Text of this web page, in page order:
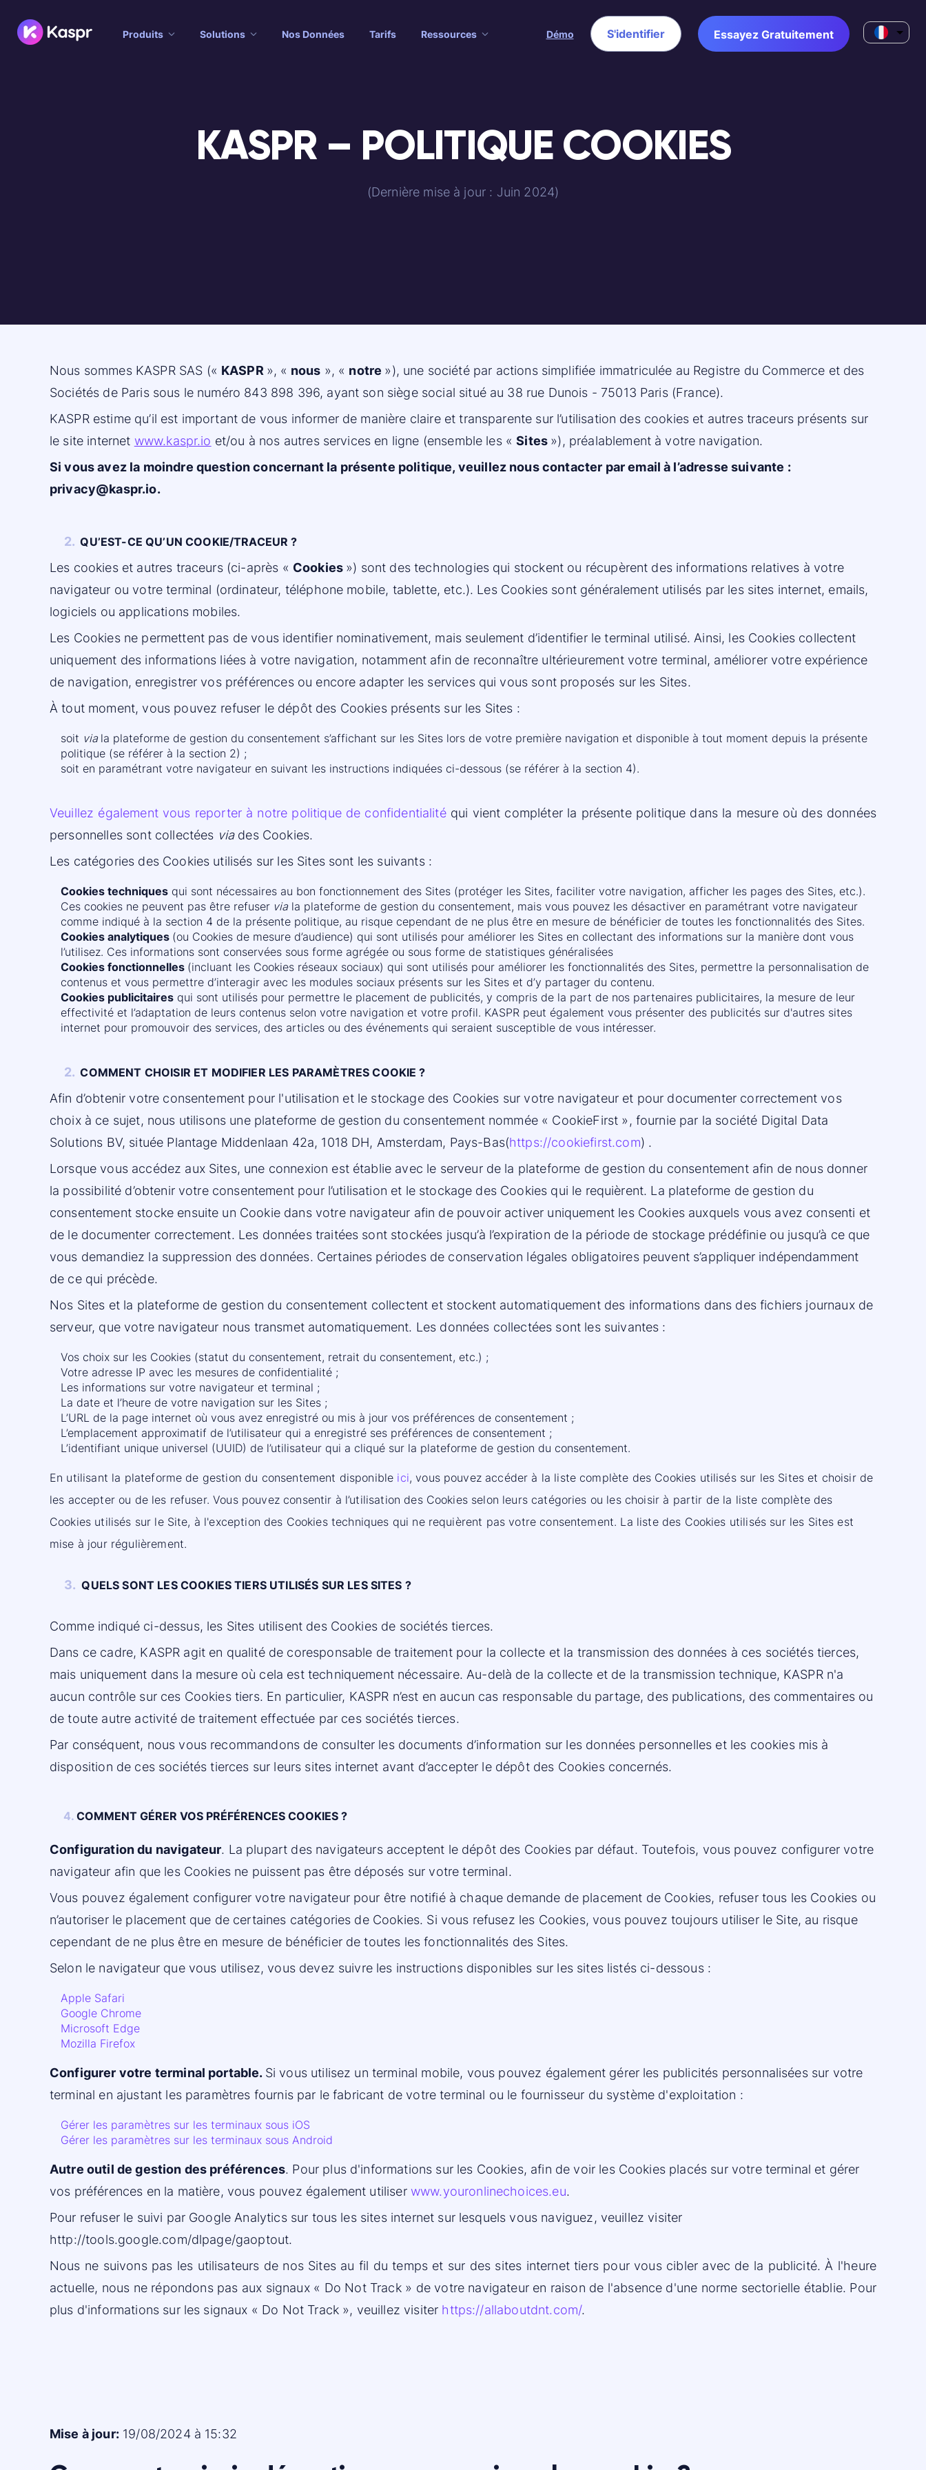
Produits Solutions Nos Données Tarifs Ressources Démo S'identifier Essayez Gratuitement
KASPR – POLITIQUE COOKIES
(Dernière mise à jour : Juin 2024)
Nous sommes KASPR SAS (« KASPR », « nous », « notre »), une société par actions simplifiée immatriculée au Registre du Commerce et des
Sociétés de Paris sous le numéro 843 898 396, ayant son siège social situé au 38 rue Dunois - 75013 Paris (France).
KASPR estime qu’il est important de vous informer de manière claire et transparente sur l’utilisation des cookies et autres traceurs présents sur
le site internet www.kaspr.io et/ou à nos autres services en ligne (ensemble les «Sites »), préalablement à votre navigation.
Si vous avez la moindre question concernant la présente politique, veuillez nous contacter par email à l’adresse suivante :
privacy@kaspr.io.
2. QU’EST-CE QU’UN COOKIE/TRACEUR ?
Les cookies et autres traceurs (ci-après « Cookies ») sont des technologies qui stockent ou récupèrent des informations relatives à votre
navigateur ou votre terminal (ordinateur, téléphone mobile, tablette, etc.). Les Cookies sont généralement utilisés par les sites internet, emails,
logiciels ou applications mobiles.
Les Cookies ne permettent pas de vous identifier nominativement, mais seulement d’identifier le terminal utilisé. Ainsi, les Cookies collectent
uniquement des informations liées à votre navigation, notamment afin de reconnaître ultérieurement votre terminal, améliorer votre expérience
de navigation, enregistrer vos préférences ou encore adapter les services qui vous sont proposés sur les Sites.
À tout moment, vous pouvez refuser le dépôt des Cookies présents sur les Sites :
soit via la plateforme de gestion du consentement s’affichant sur les Sites lors de votre première navigation et disponible à tout moment depuis la présente
politique (se référer à la section 2) ;
soit en paramétrant votre navigateur en suivant les instructions indiquées ci-dessous (se référer à la section 4).
Veuillez également vous reporter à notre politique de confidentialitéqui vient compléter la présente politique dans la mesure où des données
personnelles sont collectées viades Cookies.
Les catégories des Cookies utilisés sur les Sites sont les suivants :
Cookies techniques qui sont nécessaires au bon fonctionnement des Sites (protéger les Sites, faciliter votre navigation, afficher les pages des Sites, etc.).
Ces cookies ne peuvent pas être refuser viala plateforme de gestion du consentement, mais vous pouvez les désactiver en paramétrant votre navigateur
comme indiqué à la section 4 de la présente politique, au risque cependant de ne plus être en mesure de bénéficier de toutes les fonctionnalités des Sites.
Cookies analytiques (ou Cookies de mesure d’audience) qui sont utilisés pour améliorer les Sites en collectant des informations sur la manière dont vous
l’utilisez. Ces informations sont conservées sous forme agrégée ou sous forme de statistiques généralisées
Cookies fonctionnelles (incluant les Cookies réseaux sociaux) qui sont utilisés pour améliorer les fonctionnalités des Sites, permettre la personnalisation de
contenus et vous permettre d’interagir avec les modules sociaux présents sur les Sites et d’y partager du contenu.
Cookies publicitaires qui sont utilisés pour permettre le placement de publicités, y compris de la part de nos partenaires publicitaires, la mesure de leur
effectivité et l’adaptation de leurs contenus selon votre navigation et votre profil. KASPR peut également vous présenter des publicités sur d'autres sites
internet pour promouvoir des services, des articles ou des événements qui seraient susceptible de vous intéresser.
2. COMMENT CHOISIR ET MODIFIER LES PARAMÈTRES COOKIE ?
Afin d’obtenir votre consentement pour l'utilisation et le stockage des Cookies sur votre navigateur et pour documenter correctement vos
choix à ce sujet, nous utilisons une plateforme de gestion du consentement nommée « CookieFirst », fournie par la société Digital Data
Solutions BV, située Plantage Middenlaan 42a, 1018 DH, Amsterdam, Pays-Bas(https://cookiefirst.com) .
Lorsque vous accédez aux Sites, une connexion est établie avec le serveur de la plateforme de gestion du consentement afin de nous donner
la possibilité d’obtenir votre consentement pour l’utilisation et le stockage des Cookies qui le requièrent. La plateforme de gestion du
consentement stocke ensuite un Cookie dans votre navigateur afin de pouvoir activer uniquement les Cookies auxquels vous avez consenti et
de le documenter correctement. Les données traitées sont stockées jusqu’à l’expiration de la période de stockage prédéfinie ou jusqu’à ce que
vous demandiez la suppression des données. Certaines périodes de conservation légales obligatoires peuvent s’appliquer indépendamment
de ce qui précède.
Nos Sites et la plateforme de gestion du consentement collectent et stockent automatiquement des informations dans des fichiers journaux de
serveur, que votre navigateur nous transmet automatiquement. Les données collectées sont les suivantes :
Vos choix sur les Cookies (statut du consentement, retrait du consentement, etc.) ;
Votre adresse IP avec les mesures de confidentialité ;
Les informations sur votre navigateur et terminal ;
La date et l’heure de votre navigation sur les Sites ;
L’URL de la page internet où vous avez enregistré ou mis à jour vos préférences de consentement ;
L’emplacement approximatif de l’utilisateur qui a enregistré ses préférences de consentement ;
L’identifiant unique universel (UUID) de l’utilisateur qui a cliqué sur la plateforme de gestion du consentement.
En utilisant la plateforme de gestion du consentement disponible ici, vous pouvez accéder à la liste complète des Cookies utilisés sur les Sites et choisir de
les accepter ou de les refuser. Vous pouvez consentir à l’utilisation des Cookies selon leurs catégories ou les choisir à partir de la liste complète des
Cookies utilisés sur le Site, à l'exception des Cookies techniques qui ne requièrent pas votre consentement. La liste des Cookies utilisés sur les Sites est
mise à jour régulièrement.
3. QUELS SONT LES COOKIES TIERS UTILISÉS SUR LES SITES ?
Comme indiqué ci-dessus, les Sites utilisent des Cookies de sociétés tierces.
Dans ce cadre, KASPR agit en qualité de coresponsable de traitement pour la collecte et la transmission des données à ces sociétés tierces,
mais uniquement dans la mesure où cela est techniquement nécessaire. Au-delà de la collecte et de la transmission technique, KASPR n'a
aucun contrôle sur ces Cookies tiers. En particulier, KASPR n’est en aucun cas responsable du partage, des publications, des commentaires ou
de toute autre activité de traitement effectuée par ces sociétés tierces.
Par conséquent, nous vous recommandons de consulter les documents d’information sur les données personnelles et les cookies mis à
disposition de ces sociétés tierces sur leurs sites internet avant d’accepter le dépôt des Cookies concernés.
4. COMMENT GÉRER VOS PRÉFÉRENCES COOKIES ?
Configuration du navigateur. La plupart des navigateurs acceptent le dépôt des Cookies par défaut. Toutefois, vous pouvez configurer votre
navigateur afin que les Cookies ne puissent pas être déposés sur votre terminal.
Vous pouvez également configurer votre navigateur pour être notifié à chaque demande de placement de Cookies, refuser tous les Cookies ou
n’autoriser le placement que de certaines catégories de Cookies. Si vous refusez les Cookies, vous pouvez toujours utiliser le Site, au risque
cependant de ne plus être en mesure de bénéficier de toutes les fonctionnalités des Sites.
Selon le navigateur que vous utilisez, vous devez suivre les instructions disponibles sur les sites listés ci-dessous :
Apple Safari
Google Chrome
Microsoft Edge
Mozilla Firefox
Configurer votre terminal portable. Si vous utilisez un terminal mobile, vous pouvez également gérer les publicités personnalisées sur votre
terminal en ajustant les paramètres fournis par le fabricant de votre terminal ou le fournisseur du système d'exploitation :
Gérer les paramètres sur les terminaux sous iOS
Gérer les paramètres sur les terminaux sous Android
Autre outil de gestion des préférences. Pour plus d'informations sur les Cookies, afin de voir les Cookies placés sur votre terminal et gérer
vos préférences en la matière, vous pouvez également utiliser www.youronlinechoices.eu.
Pour refuser le suivi par Google Analytics sur tous les sites internet sur lesquels vous naviguez, veuillez visiter
http://tools.google.com/dlpage/gaoptout.
Nous ne suivons pas les utilisateurs de nos Sites au fil du temps et sur des sites internet tiers pour vous cibler avec de la publicité. À l'heure
actuelle, nous ne répondons pas aux signaux « Do Not Track » de votre navigateur en raison de l'absence d'une norme sectorielle établie. Pour
plus d'informations sur les signaux « Do Not Track », veuillez visiter https://allaboutdnt.com/.
Mise à jour: 19/08/2024 à 15:32